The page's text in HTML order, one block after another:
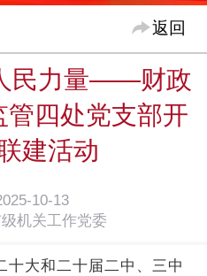
返回
民力量——财政
四处党支部开
建活动
10-13
机关工作党委
十大和二十届二中、三中